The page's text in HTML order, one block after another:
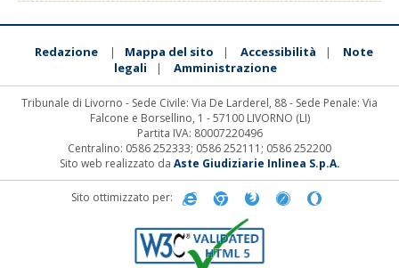
Redazione | Mappa del sito | Accessibilità |
Note
legali
| Amministrazione
Tribunale di Livorno - Sede Civile: Via De Larderel, 88 - Sede Penale: Via
Falcone e Borsellino, 1 - 57100 LIVORNO (LI)
Partita IVA: 80007220496
Centralino: 0586 252333; 0586 252111; 0586 252200
Sito web realizzato da Aste Giudiziarie Inlinea S.p.A.
Sito ottimizzato per: